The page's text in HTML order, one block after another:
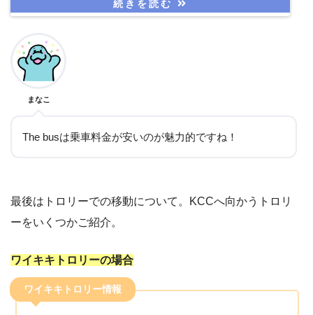
まなこ
The busは乗車料金が安いのが魅力的ですね！
最後はトロリーでの移動について。KCCへ向かうトロリ
ーをいくつかご紹介。
ワイキキトロリーの場合
ワイキキトロリー情報